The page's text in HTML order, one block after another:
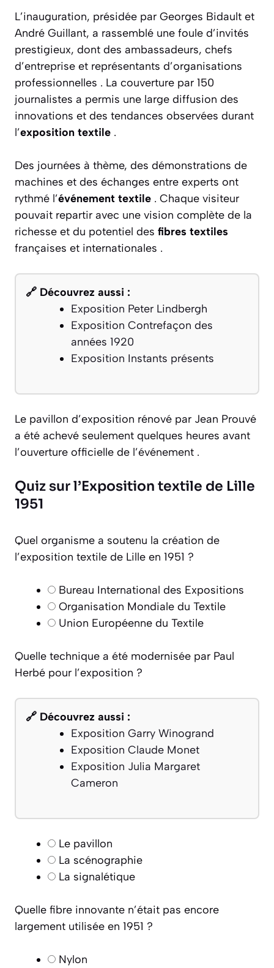
L’inauguration, présidée par Georges Bidault et
André Guillant, a rassemblé une foule d’invités
prestigieux, dont des ambassadeurs, chefs
d’entreprise et représentants d’organisations
professionnelles . La couverture par 150
journalistes a permis une large diffusion des
innovations et des tendances observées durant
l’exposition textile .
Des journées à thème, des démonstrations de
machines et des échanges entre experts ont
rythmé l’événement textile . Chaque visiteur
pouvait repartir avec une vision complète de la
richesse et du potentiel des fibres textiles
françaises et internationales .
🔗 Découvrez aussi :
Exposition Peter Lindbergh
Exposition Contrefaçon des
années 1920
Exposition Instants présents
Le pavillon d’exposition rénové par Jean Prouvé
a été achevé seulement quelques heures avant
l’ouverture officielle de l’événement .
Quiz sur l’Exposition textile de Lille
1951
Quel organisme a soutenu la création de
l’exposition textile de Lille en 1951 ?
Bureau International des Expositions
Organisation Mondiale du Textile
Union Européenne du Textile
Quelle technique a été modernisée par Paul
Herbé pour l’exposition ?
🔗 Découvrez aussi :
Exposition Garry Winogrand
Exposition Claude Monet
Exposition Julia Margaret
Cameron
Le pavillon
La scénographie
La signalétique
Quelle fibre innovante n’était pas encore
largement utilisée en 1951 ?
Nylon